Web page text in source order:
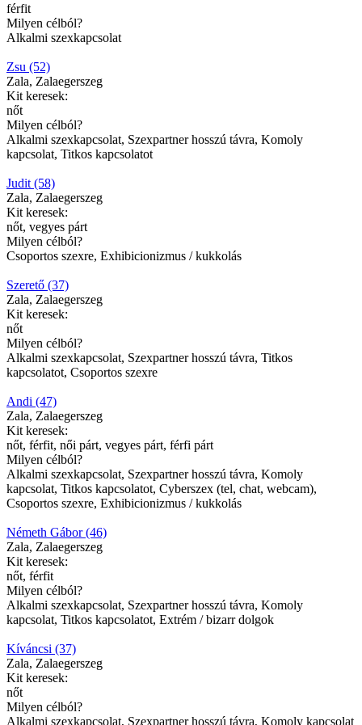
férfit
Milyen célból?
Alkalmi szexkapcsolat
Zsu (52)
Zala, Zalaegerszeg
Kit keresek:
nőt
Milyen célból?
Alkalmi szexkapcsolat, Szexpartner hosszú távra, Komoly
kapcsolat, Titkos kapcsolatot
Judit (58)
Zala, Zalaegerszeg
Kit keresek:
nőt, vegyes párt
Milyen célból?
Csoportos szexre, Exhibicionizmus / kukkolás
Szerető (37)
Zala, Zalaegerszeg
Kit keresek:
nőt
Milyen célból?
Alkalmi szexkapcsolat, Szexpartner hosszú távra, Titkos
kapcsolatot, Csoportos szexre
Andi (47)
Zala, Zalaegerszeg
Kit keresek:
nőt, férfit, női párt, vegyes párt, férfi párt
Milyen célból?
Alkalmi szexkapcsolat, Szexpartner hosszú távra, Komoly
kapcsolat, Titkos kapcsolatot, Cyberszex (tel, chat, webcam),
Csoportos szexre, Exhibicionizmus / kukkolás
Németh Gábor (46)
Zala, Zalaegerszeg
Kit keresek:
nőt, férfit
Milyen célból?
Alkalmi szexkapcsolat, Szexpartner hosszú távra, Komoly
kapcsolat, Titkos kapcsolatot, Extrém / bizarr dolgok
Kíváncsi (37)
Zala, Zalaegerszeg
Kit keresek:
nőt
Milyen célból?
Alkalmi szexkapcsolat, Szexpartner hosszú távra, Komoly kapcsolat